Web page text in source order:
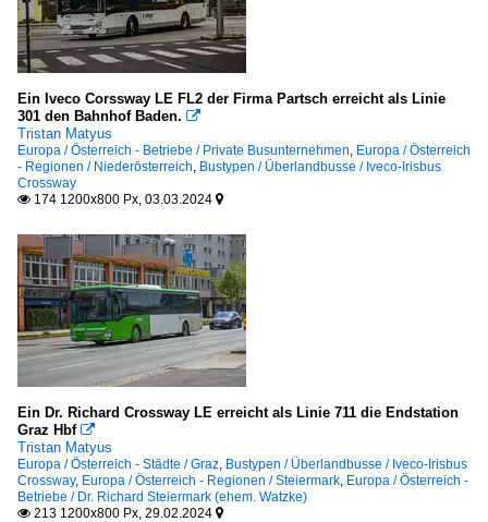
Ein Iveco Corssway LE FL2 der Firma Partsch erreicht als Linie
301 den Bahnhof Baden. 
Tristan Matyus
Europa / Österreich - Betriebe / Private Busunternehmen, Europa / Österreich
- Regionen / Niederösterreich, Bustypen / Überlandbusse / Iveco-Irisbus
Crossway
 174 1200x800 Px, 03.03.2024 
Ein Dr. Richard Crossway LE erreicht als Linie 711 die Endstation
Graz Hbf 
Tristan Matyus
Europa / Österreich - Städte / Graz, Bustypen / Überlandbusse / Iveco-Irisbus
Crossway, Europa / Österreich - Regionen / Steiermark, Europa / Österreich -
Betriebe / Dr. Richard Steiermark (ehem. Watzke)
 213 1200x800 Px, 29.02.2024 